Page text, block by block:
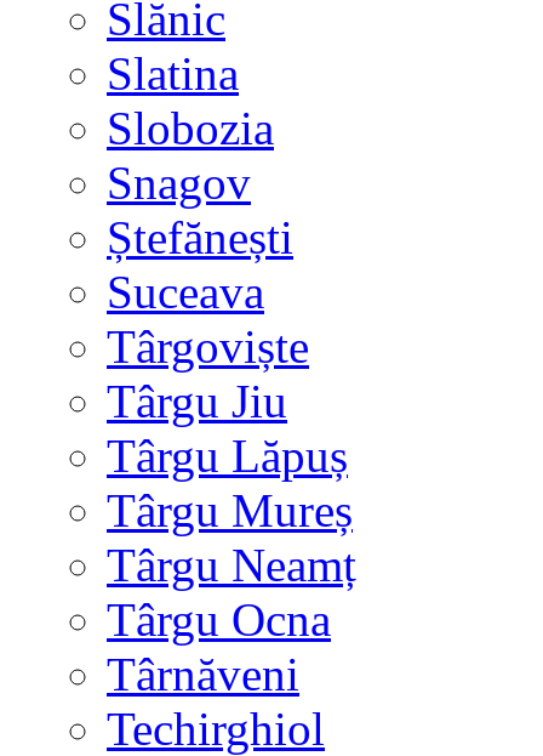
Slănic
Slatina
Slobozia
Snagov
Ștefănești
Suceava
Târgoviște
Târgu Jiu
Târgu Lăpuș
Târgu Mureș
Târgu Neamț
Târgu Ocna
Târnăveni
Techirghiol